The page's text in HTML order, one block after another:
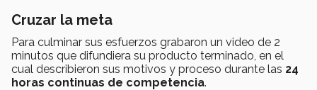
Cruzar la meta
Para culminar sus esfuerzos grabaron un video de 2
minutos que difundiera su producto terminado, en el
cual describieron sus motivos y proceso durante las 24
horas continuas de competencia.